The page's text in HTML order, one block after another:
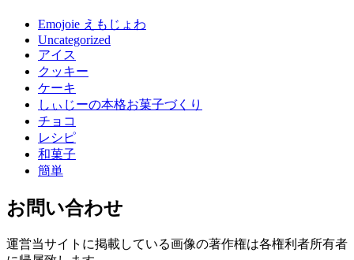
Emojoie えもじょわ
Uncategorized
アイス
クッキー
ケーキ
しぃじーの本格お菓子づくり
チョコ
レシピ
和菓子
簡単
お問い合わせ
運営当サイトに掲載している画像の著作権は各権利者所有者